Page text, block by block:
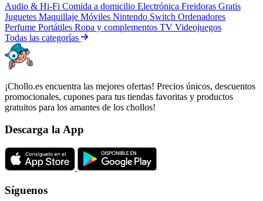
Audio & Hi-Fi Comida a domicilio Electrónica Freidoras Gratis
Juguetes Maquillaje Móviles Nintendo Switch Ordenadores
Perfume Portátiles Ropa y complementos TV Videojuegos
Todas las categorías
¡Chollo.es encuentra las mejores ofertas! Precios únicos, descuentos
promocionales, cupones para tus tiendas favoritas y productos
gratuitos para los amantes de los chollos!
Descarga la App
Síguenos